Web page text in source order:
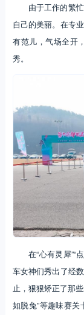
由于工作的繁
自己的美丽。在专
有范儿，气场全开
秀。
在“心有灵犀”“
车女神们秀出了经
止，狠狠矫正了那些
如脱兔”等趣味赛